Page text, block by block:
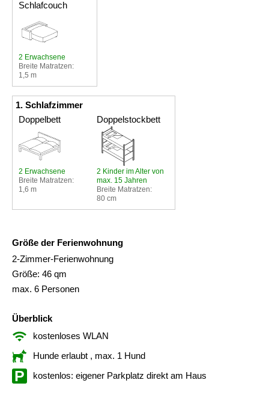
Schlafcouch
2 Erwachsene
Breite Matratzen:
1,5 m
1. Schlafzimmer
Doppelbett
2 Erwachsene
Breite Matratzen:
1,6 m
Doppelstockbett
2 Kinder im Alter von
max. 15 Jahren
Breite Matratzen:
80 cm
Größe der Ferienwohnung
2-Zimmer-Ferienwohnung
Größe: 46 qm
max. 6 Personen
Überblick
kostenloses WLAN
Hunde erlaubt , max. 1 Hund
kostenlos: eigener Parkplatz direkt am Haus